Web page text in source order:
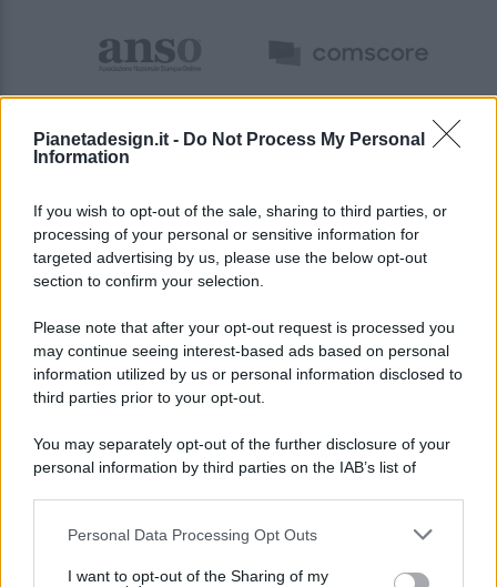
Pianetadesign.it - Do Not Process My Personal
Information
If you wish to opt-out of the sale, sharing to third parties, or
processing of your personal or sensitive information for
targeted advertising by us, please use the below opt-out
section to confirm your selection.
Please note that after your opt-out request is processed you
may continue seeing interest-based ads based on personal
information utilized by us or personal information disclosed to
third parties prior to your opt-out.
You may separately opt-out of the further disclosure of your
personal information by third parties on the IAB’s list of
This information may also be disclosed by us to third parties
Personal Data Processing Opt Outs
I want to opt-out of the Sharing of my
© 2026 - Pianeta Design - P.IVA 04827280654 - Testata
Registrata Al Tribunale Di Nocera Inferiore N. 8/2020 - RG N.
ISCRIZIONE AL ROC N. 35792 – ISCRITTA ALL’ANSO
(ASSOCIAZIONE NAZIONALE STAMPA ONLINE)
PREFERENZE PRIVACY